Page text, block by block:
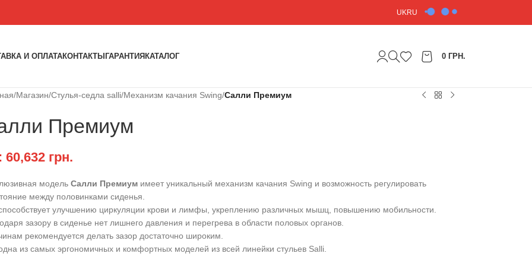
UKRU
И ОПЛАТАКОНТАКТЫГАРАНТИЯКАТАЛОГ 0 ГРН.
/Магазин/Стулья-седла salli/Механизм качания Swing/Салли Премиум
Премиум
60,632 грн.
модельСалли Премиум имеет уникальный механизм качания Swing и возможность регулировать
между половинками сиденья.
улучшению циркуляции крови и лимфы, укреплению различных мышц, повышению мобильности.
зазору в сиденье нет лишнего давления и перегрева в области половых органов.
рекомендуется делать зазор достаточно широким.
из самых эргономичных и комфортных моделей из всей линейки стульев Salli.